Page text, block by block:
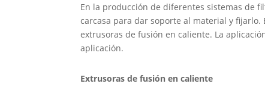
En la producción de diferentes sistemas de
carcasa para dar soporte al material y
extrusoras de fusión en caliente. La
aplicación.
Extrusoras de fusión en caliente